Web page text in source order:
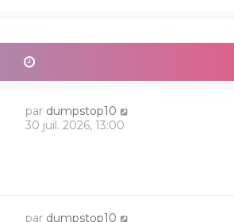
par dumpstop10
30 juil. 2026, 13:00
par dumpstop10